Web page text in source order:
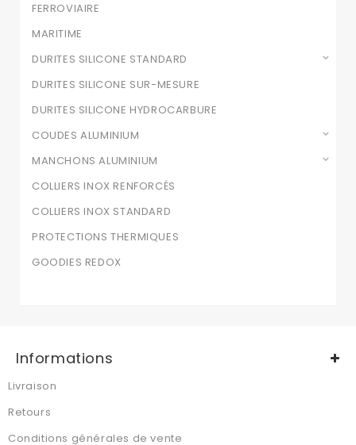
FERROVIAIRE
MARITIME
DURITES SILICONE STANDARD
DURITES SILICONE SUR-MESURE
DURITES SILICONE HYDROCARBURE
COUDES ALUMINIUM
MANCHONS ALUMINIUM
COLLIERS INOX RENFORCÉS
COLLIERS INOX STANDARD
PROTECTIONS THERMIQUES
GOODIES REDOX
Informations
Livraison
Retours
Conditions générales de vente